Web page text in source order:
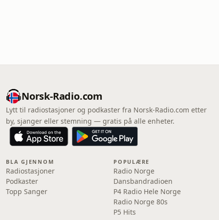
Norsk-Radio.com
Lytt til radiostasjoner og podkaster fra Norsk-Radio.com etter
by, sjanger eller stemning — gratis på alle enheter.
BLA GJENNOM
Radiostasjoner
Podkaster
Topp Sanger
POPULÆRE
Radio Norge
Dansbandradioen
P4 Radio Hele Norge
Radio Norge 80s
P5 Hits